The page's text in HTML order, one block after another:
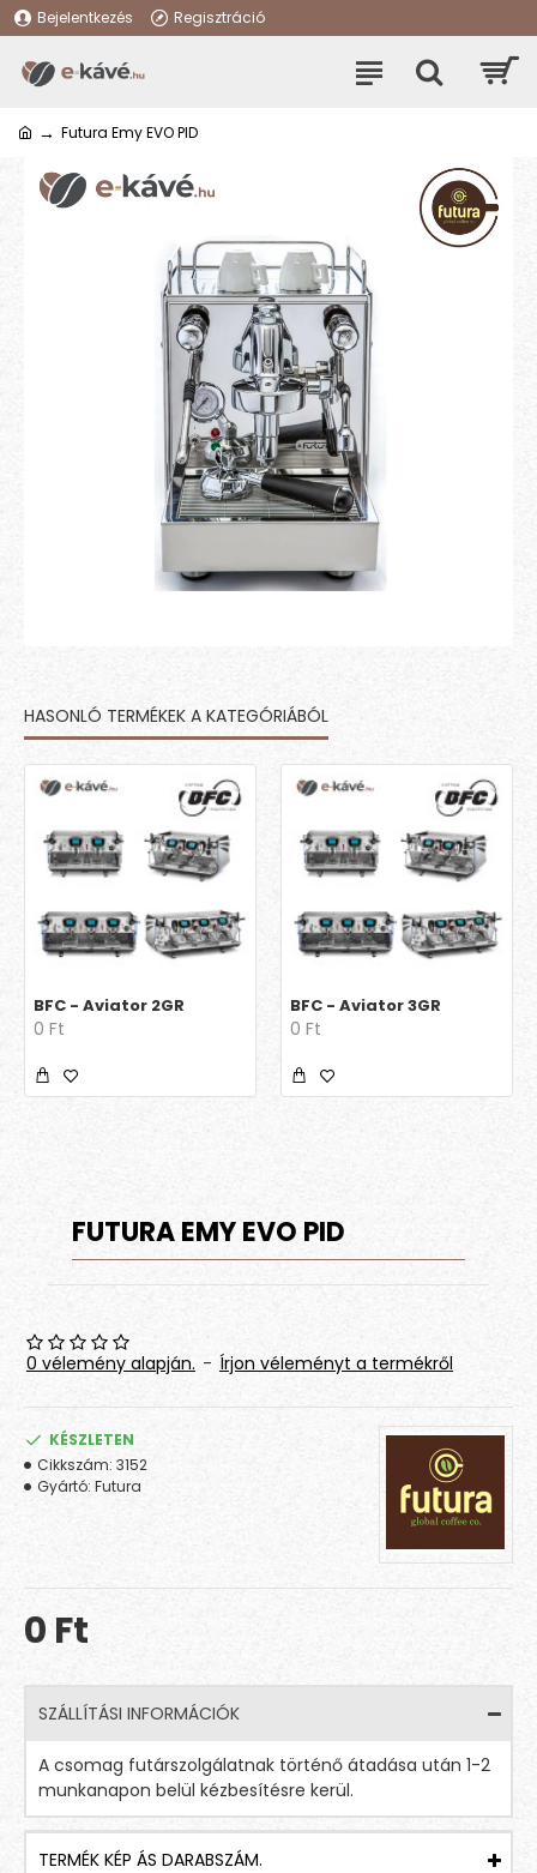
Bejelentkezés Regisztráció
Futura Emy EVO PID
HASONLÓ TERMÉKEK A KATEGÓRIÁBÓL
BFC - Aviator 2GR
0 Ft
BFC - Aviator 3GR
0 Ft
FUTURA EMY EVO PID
0 vélemény alapján. - Írjon véleményt a termékről
0 Ft
KÉSZLETEN
Cikkszám: 3152
Gyártó: Futura
SZÁLLÍTÁSI INFORMÁCIÓK
A csomag futárszolgálatnak történő átadása után 1-2
munkanapon belül kézbesítésre kerül.
TERMÉK KÉP ÁS DARABSZÁM.